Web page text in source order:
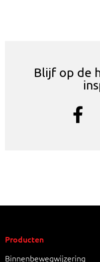
Blijf op de
Producten
Binnenbewegwijzering